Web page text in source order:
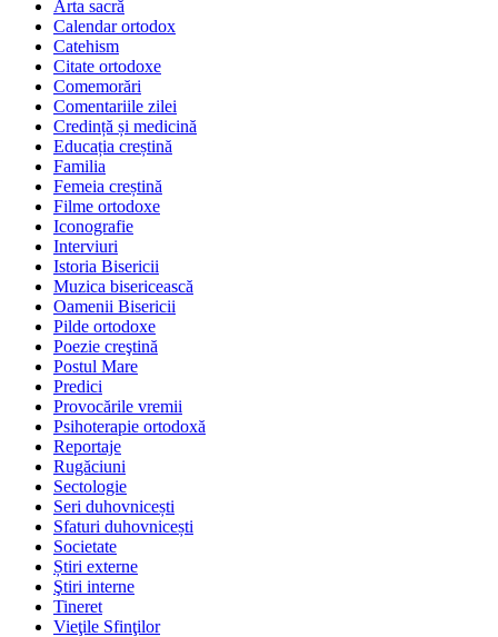
Arta sacră
Calendar ortodox
Catehism
Citate ortodoxe
Comemorări
Comentariile zilei
Credință și medicină
Educația creștină
Familia
Femeia creștină
Filme ortodoxe
Iconografie
Interviuri
Istoria Bisericii
Muzica bisericească
Oamenii Bisericii
Pilde ortodoxe
Poezie creştină
Postul Mare
Predici
Provocările vremii
Psihoterapie ortodoxă
Reportaje
Rugăciuni
Sectologie
Seri duhovnicești
Sfaturi duhovnicești
Societate
Știri externe
Ştiri interne
Tineret
Vieţile Sfinţilor